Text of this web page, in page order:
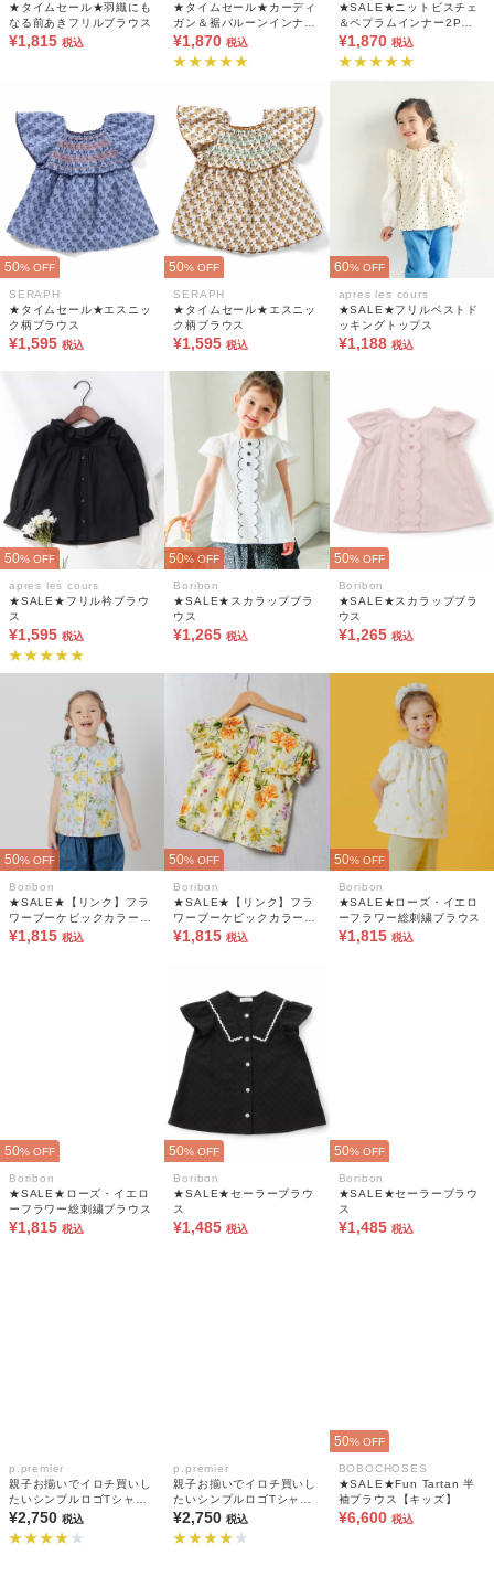
★タイムセール★羽織にも
なる前あきフリルブラウス
¥1,815 税込
★タイムセール★カーディ
ガン＆裾バルーンインナー
2Pセット
¥1,870 税込
★SALE★ニットビスチェ
＆ペプラムインナー2Pセ
ット_マシンウォッシャブ
ル
¥1,870 税込
50% OFF
SERAPH
★タイムセール★エスニッ
ク柄ブラウス
¥1,595 税込
50% OFF
SERAPH
★タイムセール★エスニッ
ク柄ブラウス
¥1,595 税込
60% OFF
apres les cours
★SALE★フリルベストド
ッキングトップス
¥1,188 税込
50% OFF
apres les cours
★SALE★フリル衿ブラウ
ス
¥1,595 税込
50% OFF
Boribon
★SALE★スカラップブラ
ウス
¥1,265 税込
50% OFF
Boribon
★SALE★スカラップブラ
ウス
¥1,265 税込
50% OFF
Boribon
★SALE★【リンク】フラ
ワーブーケビックカラーブ
ラウス
¥1,815 税込
50% OFF
Boribon
★SALE★【リンク】フラ
ワーブーケビックカラーブ
ラウス
¥1,815 税込
50% OFF
Boribon
★SALE★ローズ・イエロ
ーフラワー総刺繍ブラウス
¥1,815 税込
50% OFF
Boribon
★SALE★ローズ・イエロ
ーフラワー総刺繍ブラウス
¥1,815 税込
50% OFF
Boribon
★SALE★セーラーブラウ
ス
¥1,485 税込
50% OFF
Boribon
★SALE★セーラーブラウ
ス
¥1,485 税込
p.premier
親子お揃いでイロチ買いし
たいシンプルロゴTシャツ
(大人) 全9色 リンク
¥2,750 税込
p.premier
親子お揃いでイロチ買いし
たいシンプルロゴTシャツ
(大人) 全9色 リンク
¥2,750税込
50% OFF
BOBOCHOSES
★SALE★Fun Tartan 半
袖ブラウス【キッズ】
¥6,600 税込